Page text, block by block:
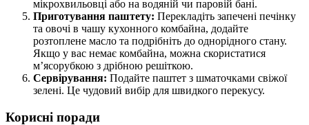
мікрохвильовці або на водяній чи паровій бані.
Приготування паштету: Перекладіть запечені печінку
та овочі в чашу кухонного комбайна, додайте
розтоплене масло та подрібніть до однорідного стану.
Якщо у вас немає комбайна, можна скористатися
м’ясорубкою з дрібною решіткою.
Сервірування: Подайте паштет з шматочками свіжої
зелені. Це чудовий вибір для швидкого перекусу.
Корисні поради